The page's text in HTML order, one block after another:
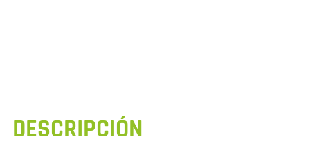
DESCRIPCIÓN